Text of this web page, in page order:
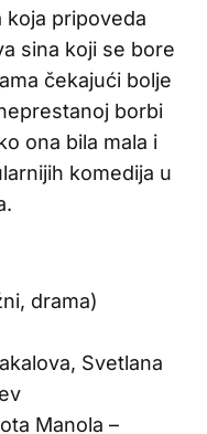
koja pripoveda
sina koji se bore
čekajući bolje
borbi
ona bila mala i
komedija u
drama)
Svetlana
Manola –